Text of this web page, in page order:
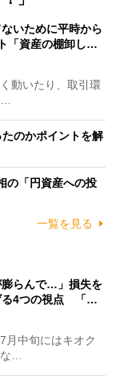
いために平時から
「資産の棚卸し…
動いたり、取引環
のかポイントを解
の「円資産への投
一覧を見る
膨らんで…」損失を
る4つの視点 「…
中旬にはキオク
…